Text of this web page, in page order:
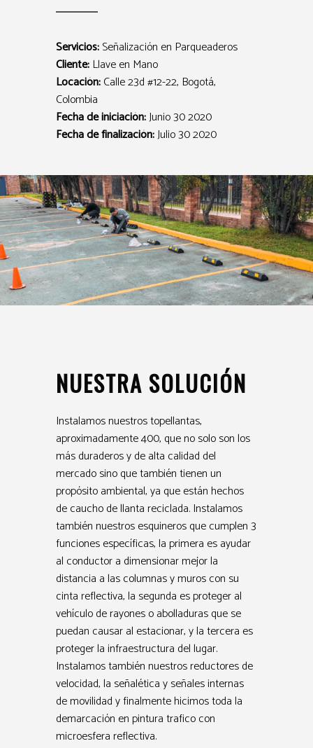
Servicios:Señalización en Parqueaderos
Cliente: Llave en Mano
Locación:Calle 23d #12-22, Bogotá,
Colombia
Fecha de iniciación:Junio 30 2020
Fecha de finalización:Julio 30 2020
NUESTRA SOLUCIÓN
Instalamos nuestros topellantas,
aproximadamente 400, que no solo son los
más duraderos y de alta calidad del
mercado sino que también tienen un
propósito ambiental, ya que están hechos
de caucho de llanta reciclada. Instalamos
también nuestros esquineros que cumplen 3
funciones específicas, la primera es ayudar
al conductor a dimensionar mejor la
distancia a las columnas y muros con su
cinta reflectiva, la segunda es proteger al
vehículo de rayones o abolladuras que se
puedan causar al estacionar, y la tercera es
proteger la infraestructura del lugar.
Instalamos también nuestros reductores de
velocidad, la señalética y señales internas
de movilidad y finalmente hicimos toda la
demarcación en pintura trafico con
microesfera reflectiva.